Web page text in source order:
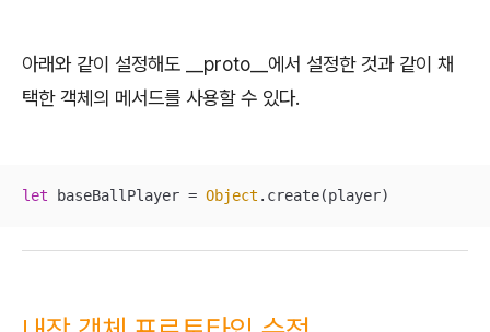
아래와 같이 설정해도 __proto__에서 설정한 것과 같이 채
택한 객체의 메서드를 사용할 수 있다.
let baseBallPlayer = Object .create(player)